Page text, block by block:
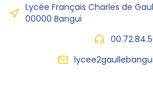
Lycée Français Charles de
00000 Bangui